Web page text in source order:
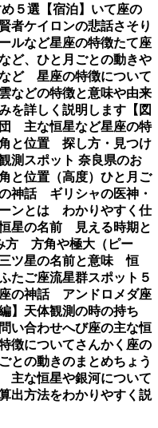
５選【宿泊】 いて座の
者ケイロンの悲話さそり
ルなど星座の特徴たて座
ど、ひと月ごとの動きや
ど 星座の特徴について
などの特徴と意味や由来
を詳しく説明します【図
主な恒星など星座の特
と位置 探し方・見つけ
測スポット 奈良県のお
と位置（高度）ひと月ご
神話 ギリシャの医神・
ンとは わかりやすく仕
星の名前 見える時期と
方 方角や極大（ピー
ツ星の名前と意味 恒
たご座流星群スポット５
の神話 アンドロメダ座
】 天体観測の時の持ち
い合わせへび座の主な恒
徴についてさんかく座の
との動きのまとめちょう
な恒星や銀河について
出方法をわかりやすく説